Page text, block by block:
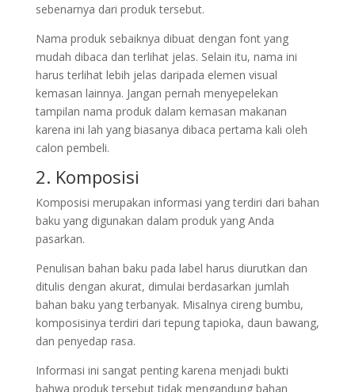
sebenarnya dari produk tersebut.
Nama produk sebaiknya dibuat dengan font yang
mudah dibaca dan terlihat jelas. Selain itu, nama ini
harus terlihat lebih jelas daripada elemen visual
kemasan lainnya. Jangan pernah menyepelekan
tampilan nama produk dalam kemasan makanan
karena ini lah yang biasanya dibaca pertama kali oleh
calon pembeli.
2. Komposisi
Komposisi merupakan informasi yang terdiri dari bahan
baku yang digunakan dalam produk yang Anda
pasarkan.
Penulisan bahan baku pada label harus diurutkan dan
ditulis dengan akurat, dimulai berdasarkan jumlah
bahan baku yang terbanyak. Misalnya cireng bumbu,
komposisinya terdiri dari tepung tapioka, daun bawang,
dan penyedap rasa.
Informasi ini sangat penting karena menjadi bukti
bahwa produk tersebut tidak mengandung bahan